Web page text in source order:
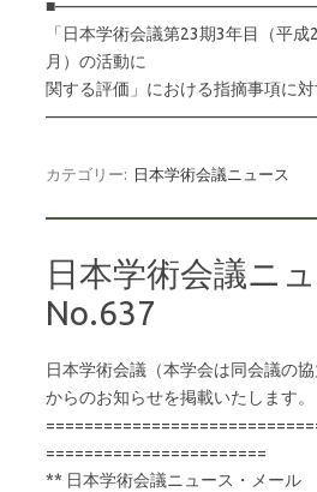
「日本学術会議第23期3年目（平
月）の活動に
関する評価」における指摘事項に
カテゴリー: 日本学術会議ニュース
日本学術会議ニ
No.637
日本学術会議（本学会は同会議の協
からのお知らせを掲載いたします。
=======================
** 日本学術会議ニュース・メー